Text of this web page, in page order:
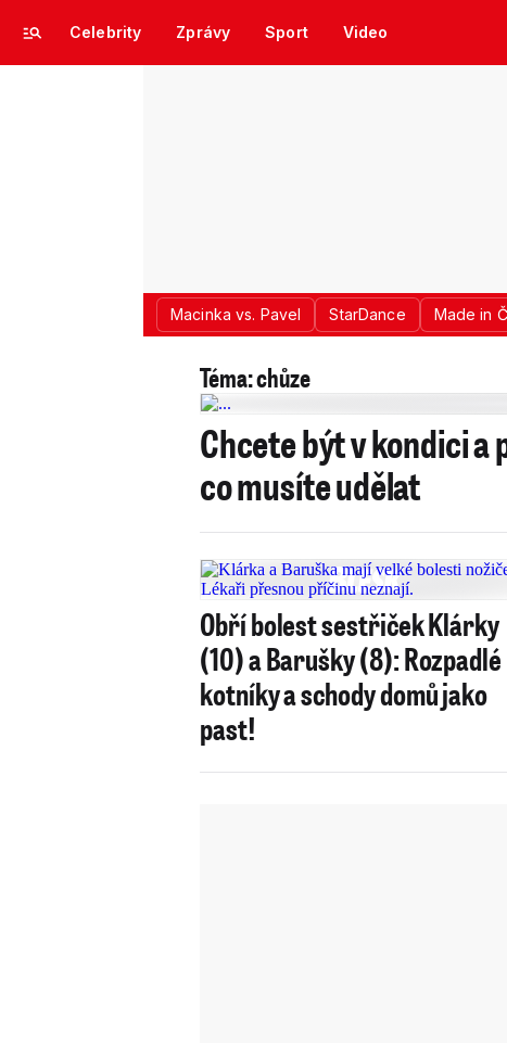
Celebrity Zprávy Sport Video
Macinka vs. Pavel StarDance Made in
Téma: chůze
Chcete být v kondici
co musíte udělat
Obří bolest sestřiček Klárky
(10) a Barušky (8): Rozpadlé
kotníky a schody domů jako
past!